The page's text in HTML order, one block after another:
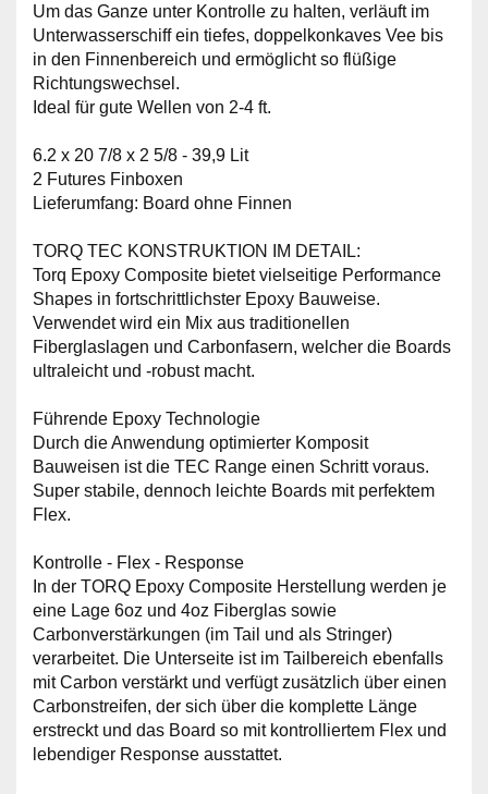
Um das Ganze unter Kontrolle zu halten, verläuft im
Unterwasserschiff ein tiefes, doppelkonkaves Vee bis
in den Finnenbereich und ermöglicht so flüßige
Richtungswechsel.
Ideal für gute Wellen von 2-4 ft.
6.2 x 20 7/8 x 2 5/8 - 39,9 Lit
2 Futures Finboxen
Lieferumfang: Board ohne Finnen
TORQ TEC KONSTRUKTION IM DETAIL:
Torq Epoxy Composite bietet vielseitige Performance
Shapes in fortschrittlichster Epoxy Bauweise.
Verwendet wird ein Mix aus traditionellen
Fiberglaslagen und Carbonfasern, welcher die Boards
ultraleicht und -robust macht.
Führende Epoxy Technologie
Durch die Anwendung optimierter Komposit
Bauweisen ist die TEC Range einen Schritt voraus.
Super stabile, dennoch leichte Boards mit perfektem
Flex.
Kontrolle - Flex - Response
In der TORQ Epoxy Composite Herstellung werden je
eine Lage 6oz und 4oz Fiberglas sowie
Carbonverstärkungen (im Tail und als Stringer)
verarbeitet. Die Unterseite ist im Tailbereich ebenfalls
mit Carbon verstärkt und verfügt zusätzlich über einen
Carbonstreifen, der sich über die komplette Länge
erstreckt und das Board so mit kontrolliertem Flex und
lebendiger Response ausstattet.